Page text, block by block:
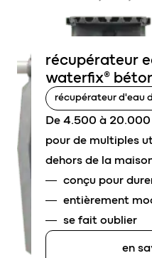
récupérateur
waterfix®
récupérateur d'eau
De 4.500 à 20.000
pour de multiples
dehors de la
conçu pour
entièrement
se fait oublier
en